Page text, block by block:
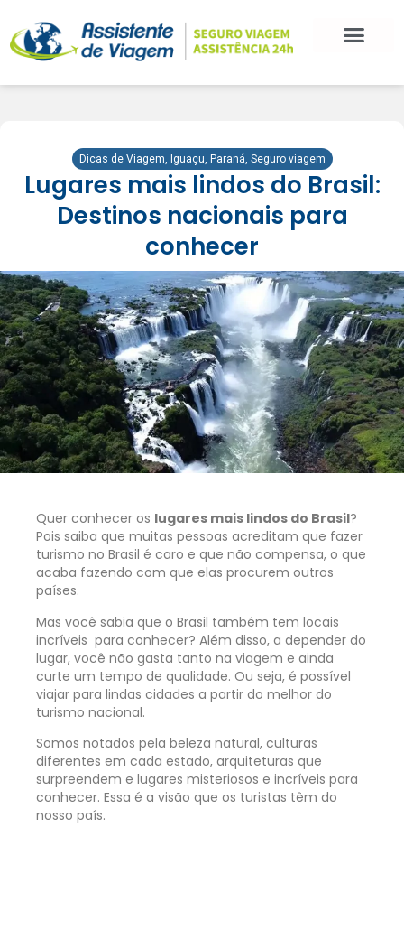
Dicas de Viagem, Iguaçu, Paraná, Seguro viagem
Lugares mais lindos do Brasil:
Destinos nacionais para
conhecer
Quer conhecer os lugares mais lindos do Brasil?
Pois saiba que muitas pessoas acreditam que fazer
turismo no Brasil é caro e que não compensa, o que
acaba fazendo com que elas procurem outros
países.
Mas você sabia que o Brasil também tem locais
incríveis para conhecer? Além disso, a depender do
lugar, você não gasta tanto na viagem e ainda
curte um tempo de qualidade. Ou seja, é possível
viajar para lindas cidades a partir do melhor do
turismo nacional.
Somos notados pela beleza natural, culturas
diferentes em cada estado, arquiteturas que
surpreendem e lugares misteriosos e incríveis para
conhecer. Essa é a visão que os turistas têm do
nosso país.